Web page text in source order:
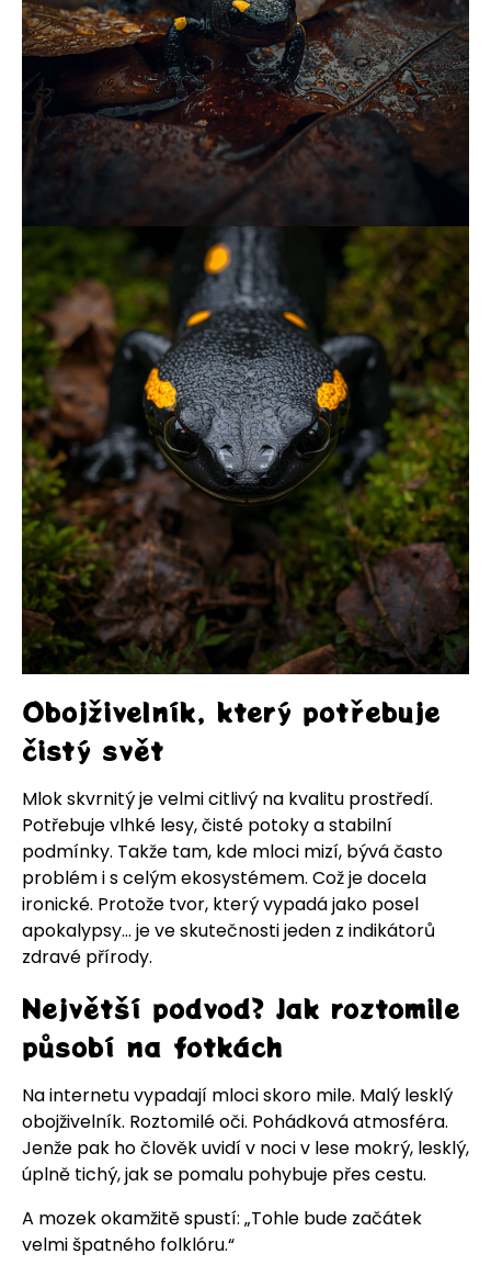
Obojživelník, který potřebuje
čistý svět
Mlok skvrnitý je velmi citlivý na kvalitu prostředí.
Potřebuje vlhké lesy, čisté potoky a stabilní
podmínky. Takže tam, kde mloci mizí, bývá často
problém i s celým ekosystémem. Což je docela
ironické. Protože tvor, který vypadá jako posel
apokalypsy… je ve skutečnosti jeden z indikátorů
zdravé přírody.
Největší podvod? Jak roztomile
působí na fotkách
Na internetu vypadají mloci skoro mile. Malý lesklý
obojživelník. Roztomilé oči. Pohádková atmosféra.
Jenže pak ho člověk uvidí v noci v lese mokrý, lesklý,
úplně tichý, jak se pomalu pohybuje přes cestu.
A mozek okamžitě spustí: „Tohle bude začátek
velmi špatného folklóru.“